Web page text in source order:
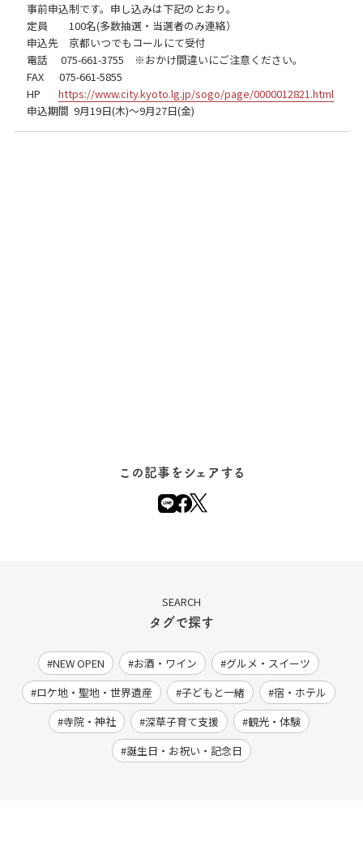
事前申込制です。申し込みは下記のとおり。
定員 100名(多数抽選・当選者のみ連絡）
申込先 京都いつでもコールにて受付
電話 075-661-3755 ※おかけ間違いにご注意ください。
FAX 075-661-5855
HP https://www.city.kyoto.lg.jp/sogo/page/0000012821.html
申込期間 9月19日(木)～9月27日(金)
この記事をシェアする
SEARCH
タグで探す
NEW OPEN お酒・ワイン
グルメ・スイーツ
ロケ地・聖地・世界遺産
子どもと一緒
宿・ホテル
寺院・神社
深草子育て支援
観光・体験
誕生日・お祝い・記念日